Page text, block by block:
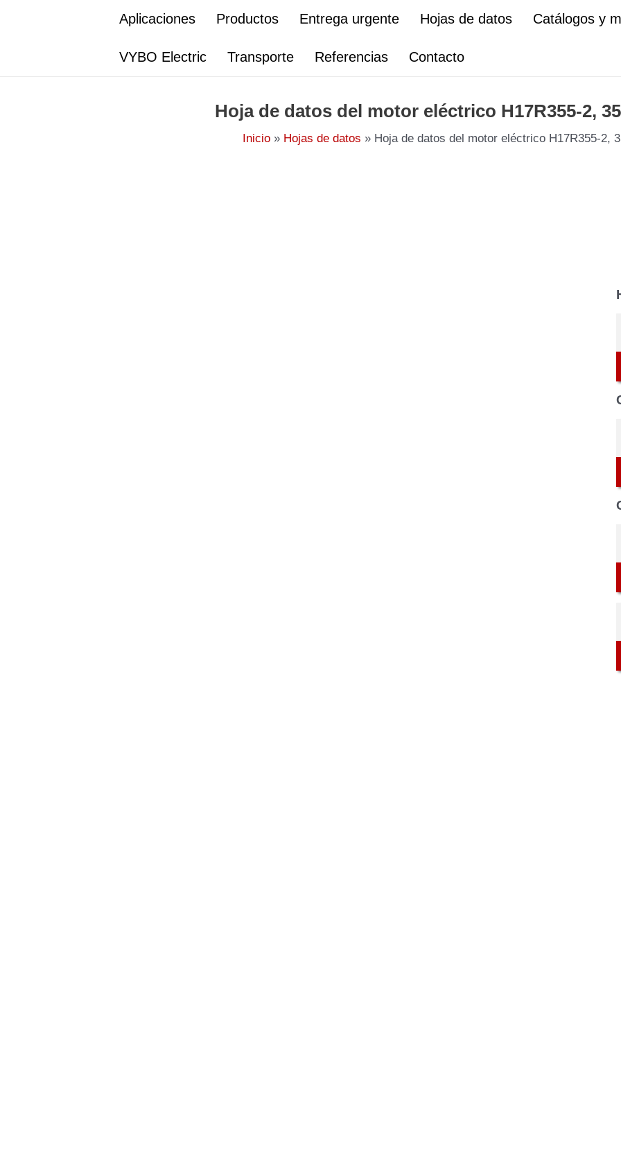
Aplicaciones Productos Entrega urgente Hojas de datos Catálogos y
VYBO Electric Transporte Referencias Contacto
Hoja de datos del motor eléctrico H17R355-2,
Inicio Hojas de datos Hoja de datos del motor eléctrico H17R355-2,